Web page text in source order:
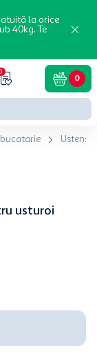
la orice
40kg. Te
0
bucatarie
usturoi